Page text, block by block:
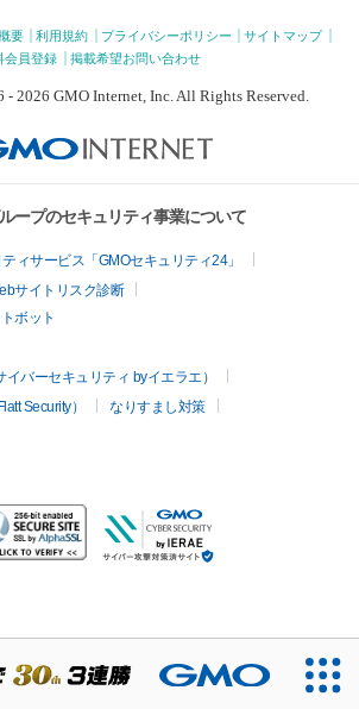
要 利用規約 プライバシーポリシー
サイトマップ
会員登録
掲載希望お問い合わせ
2026 GMO Internet, Inc. All Rights Reserved.
ープのセキュリティ事業について
ィサービス「GMOセキュリティ24」
サイトリスク診断
ボット
バーセキュリティ byイエラエ）
Security）
なりすまし対策